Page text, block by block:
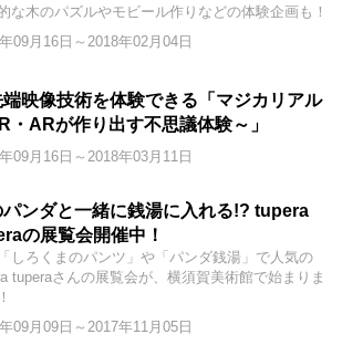
な木のパズルやモビール作りなどの体験企画も！
09月16日～2018年02月04日
映像技術を体験できる「マジカリアル
・ARが作り出す不思議体験～」
09月16日～2018年03月11日
パンダと一緒に銭湯に入れる!? tupera
の展覧会開催中！
しろくまのパンツ」や「パンダ銭湯」で人気の
tuperaさんの展覧会が、横須賀美術館で始まりま
09月09日～2017年11月05日